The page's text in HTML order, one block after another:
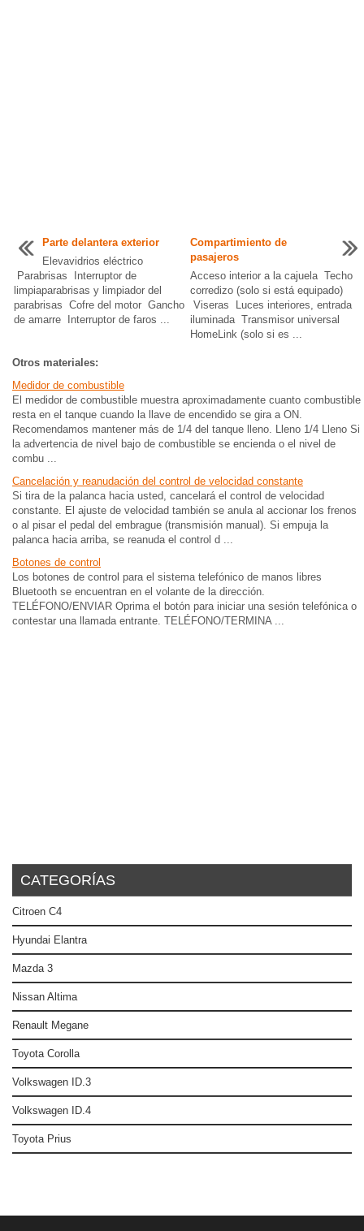
Parte delantera exterior
Elevavidrios eléctrico
Parabrisas Interruptor de
limpiaparabrisas y limpiador del
parabrisas Cofre del motor Gancho
de amarre Interruptor de faros ...
Compartimiento de
pasajeros
Acceso interior a la cajuela Techo
corredizo (solo si está equipado)
Viseras Luces interiores, entrada
iluminada Transmisor universal
HomeLink (solo si es ...
Otros materiales:
Medidor de combustible
El medidor de combustible muestra aproximadamente cuanto combustible
resta en el tanque cuando la llave de encendido se gira a ON.
Recomendamos mantener más de 1/4 del tanque lleno. Lleno 1/4 Lleno Si
la advertencia de nivel bajo de combustible se encienda o el nivel de
combu ...
Cancelación y reanudación del control de velocidad constante
Si tira de la palanca hacia usted, cancelará el control de velocidad
constante. El ajuste de velocidad también se anula al accionar los frenos
o al pisar el pedal del embrague (transmisión manual). Si empuja la
palanca hacia arriba, se reanuda el control d ...
Botones de control
Los botones de control para el sistema telefónico de manos libres
Bluetooth se encuentran en el volante de la dirección.
TELÉFONO/ENVIAR Oprima el botón para iniciar una sesión telefónica o
contestar una llamada entrante. TELÉFONO/TERMINA ...
CATEGORÍAS
Citroen C4
Hyundai Elantra
Mazda 3
Nissan Altima
Renault Megane
Toyota Corolla
Volkswagen ID.3
Volkswagen ID.4
Toyota Prius